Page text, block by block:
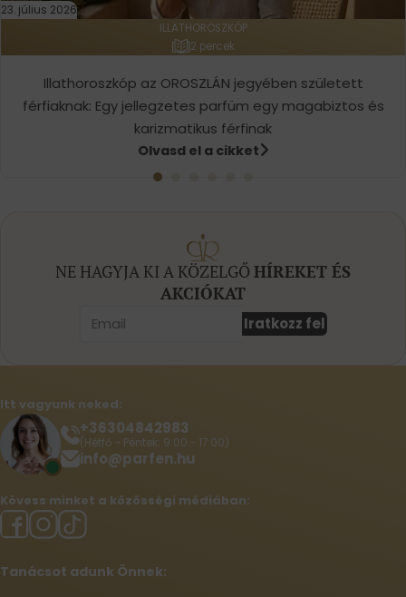
23. július 2026
ILLATHOROSZKÓP
2 percek
Illathoroszkóp az OROSZLÁN jegyében született
férfiaknak: Egy jellegzetes parfüm egy magabiztos és
karizmatikus férfinak
Olvasd el a cikket
NE HAGYJA KI A KÖZELGŐ HÍREKET ÉS
AKCIÓKAT
Iratkozz fel
Itt vagyunk neked:
+36304842983
(Hétfő - Péntek: 9:00 - 17:00)
info@parfen.hu
Kövess minket a közösségi médiában:
Tanácsot adunk Önnek: